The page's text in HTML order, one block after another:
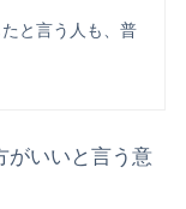
と言う人も、普
がいいと言う意